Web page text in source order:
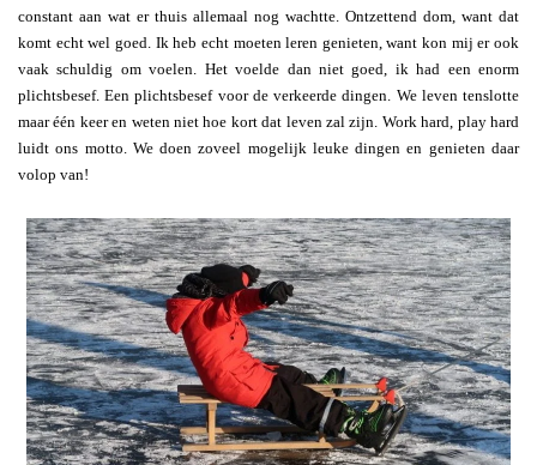
constant aan wat er thuis allemaal nog wachtte. Ontzettend dom, want dat
komt echt wel goed. Ik heb echt moeten leren genieten, want kon mij er ook
vaak schuldig om voelen. Het voelde dan niet goed, ik had een enorm
plichtsbesef. Een plichtsbesef voor de verkeerde dingen. We leven tenslotte
maar één keer en weten niet hoe kort dat leven zal zijn. Work hard, play hard
luidt ons motto. We doen zoveel mogelijk leuke dingen en genieten daar
volop van!